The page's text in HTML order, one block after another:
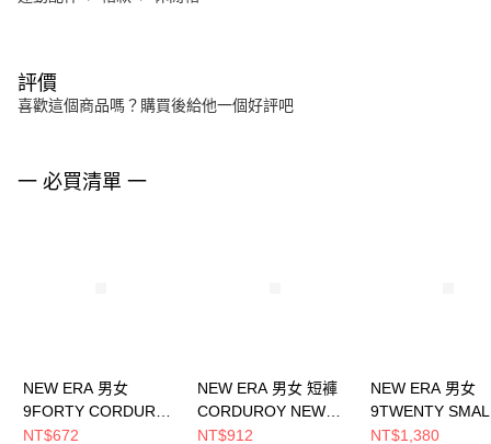
評價
喜歡這個商品嗎？購買後給他一個好評吧
一 必買清單 一
NEW ERA 男女
9FORTY CORDUROY
NEW ERA
NT$672
NEW ERA 男女 短褲
CORDUROY NEW
ERA NE13957288
NT$912
NEW ERA 男女
9TWENTY
NEW ERA FW25
NT$1,380